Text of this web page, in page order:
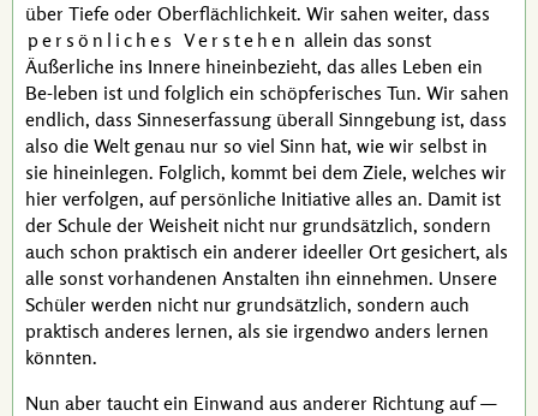
über Tiefe oder Oberflächlichkeit. Wir sahen weiter, dass
persönliches Verstehen allein das sonst
Äußerliche ins Innere hineinbezieht, das alles Leben ein
Be-leben ist und folglich ein schöpferisches Tun. Wir sahen
endlich, dass Sinneserfassung überall Sinngebung ist, dass
also die Welt genau nur so viel Sinn hat, wie wir selbst in
sie hineinlegen. Folglich, kommt bei dem Ziele, welches wir
hier verfolgen, auf persönliche Initiative alles an. Damit ist
der Schule der Weisheit nicht nur grundsätzlich, sondern
auch schon praktisch ein anderer ideeller Ort gesichert, als
alle sonst vorhandenen Anstalten ihn einnehmen. Unsere
Schüler werden nicht nur grundsätzlich, sondern auch
praktisch anderes lernen, als sie irgendwo anders lernen
könnten.
Nun aber taucht ein Einwand aus anderer Richtung auf —